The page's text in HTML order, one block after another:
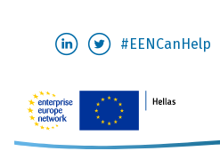
#EENCanHelp